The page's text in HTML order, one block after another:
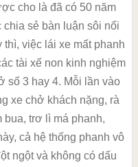
cho là đã có 50 năm
sẻ bàn luận sôi nổi
thì, việc lái xe mất phanh
tài xế non kinh nghiệm
số 3 hay 4. Mỗi lần vào
xe chở khách nặng, rà
bua, trơ lì má phanh,
cả hệ thống phanh vô
ngột và không có dấu